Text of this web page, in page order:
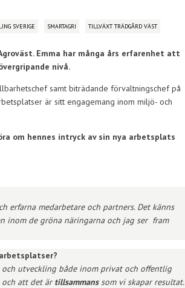
SVERIGE SMARTAGRI TILLVÄXT TRÄDGÅRD VÄST
Emma har många års erfarenhet att
nivå.
samt biträdande förvaltningschef på
är sitt engagemang inom miljö- och
om hennes intryck av sin nya arbetsplats
erfarna medarbetare och partners. Det känns
inom de gröna näringarna och jag ser fram
utveckling både inom privat och offentlig
och att det ärtillsammanssom vi skapar resultat.